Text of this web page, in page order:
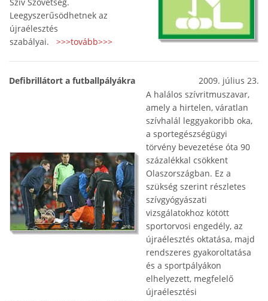
Leegyszerűsödhetnek az
újraélesztés
szabályai. >>>tovább>>>
Defibrillátort a futballpályákra
2009. július 23.
A halálos szívritmuszavar,
amely a hirtelen, váratlan
szívhalál leggyakoribb oka,
a sportegészségügyi
törvény bevezetése óta 90
százalékkal csökkent
Olaszországban. Ez a
szükség szerint részletes
szívgyógyászati
vizsgálatokhoz kötött
sportorvosi engedély, az
újraélesztés oktatása, majd
rendszeres gyakoroltatása
és a sportpályákon
elhelyezett, megfelelő
újraélesztési